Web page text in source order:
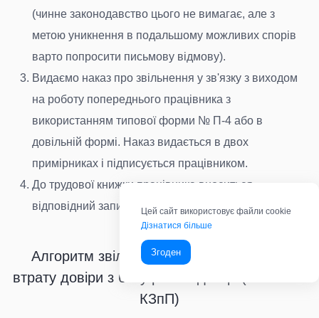
(чинне законодавство цього не вимагає, але з
метою уникнення в подальшому можливих спорів
варто попросити письмову відмову).
Видаємо наказ про звільнення у зв'язку з виходом
на роботу попереднього працівника з
використанням типової форми № П-4 або в
довільній формі. Наказ видається в двох
примірниках і підписується працівником.
До трудової книжки працівника вноситься
відповідний запис.
Алгоритм звільнення працівника через
втрату довіри з боку роботодавця (п.2 ст. 41
КЗпП)
Цей сайт використовує файли cookie
Дізнатися більше
Згоден